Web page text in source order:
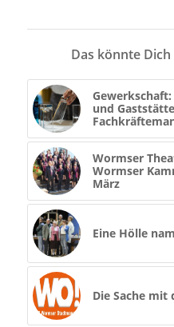
Das könnte
und
Wormser
Wormser
März
Eine Hölle
Die Sache mit